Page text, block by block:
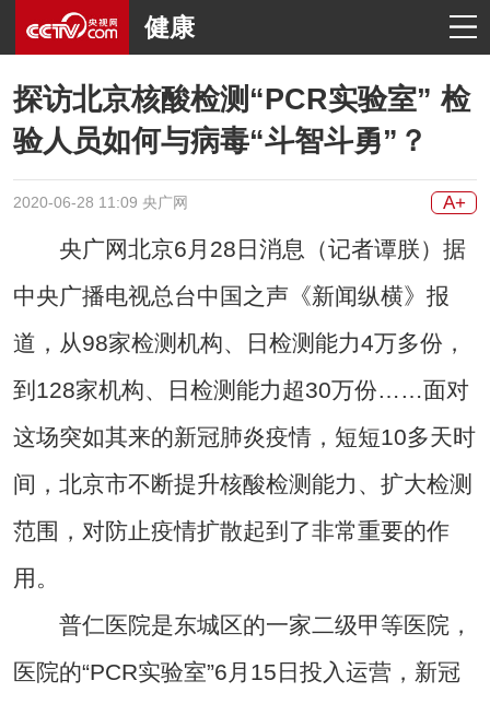
健康
探访北京核酸检测“PCR实验室” 检
验人员如何与病毒“斗智斗勇”？
2020-06-28 11:09 央广网 A+
央广网北京6月28日消息（记者谭朕）据
中央广播电视总台中国之声《新闻纵横》报
道，从98家检测机构、日检测能力4万多份，
到128家机构、日检测能力超30万份……面对
这场突如其来的新冠肺炎疫情，短短10多天时
间，北京市不断提升核酸检测能力、扩大检测
范围，对防止疫情扩散起到了非常重要的作
用。
普仁医院是东城区的一家二级甲等医院，
医院的“PCR实验室”6月15日投入运营，新冠